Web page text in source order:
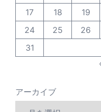
17
18 19
24
25 26
31
アーカイブ